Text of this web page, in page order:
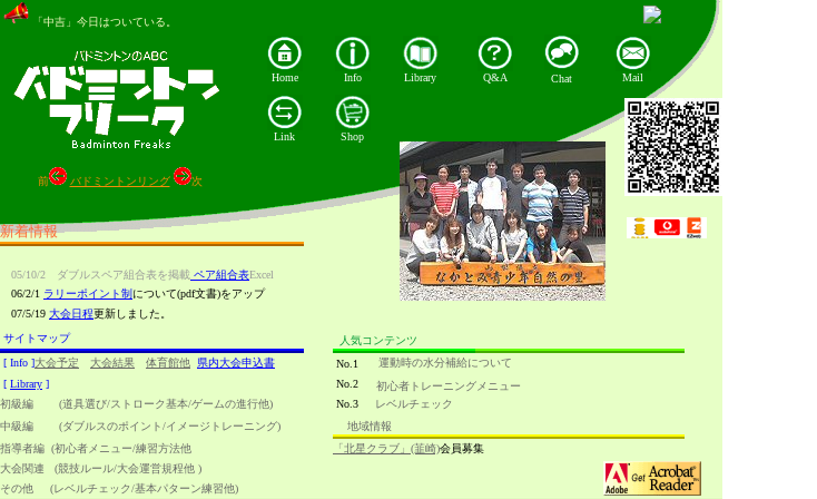
「中吉」今日はついている。
Home Info Library Q&A Chat Mail
Link Shop
前 バドミントンリング 次
新着情報
05/10/2 ダブルスペア組合表を掲載 ペア組合表Excel
06/2/1 ラリーポイント制 について(pdf文書)をアップ
07/5/19 大会日程更新しました。
サイトマップ
人気コンテンツ
[ Info ]大会予定 大会結果 体育館他 県内大会申込書 No.1
運動時の水分補給について
[ Library ] No.2
初心者トレーニングメニュー
初級編 (道具選び/ストローク基本/ゲームの進行他)
No.3
レベルチェック
中級編 (ダブルスのポイント/イメージトレーニング)
地域情報
指導者編 (初心者メニュー/練習方法他
「北星クラブ」(韮崎)会員募集
大会関連 (競技ルール/大会運営規程他 )
その他 (レベルチェック/基本パターン練習他)